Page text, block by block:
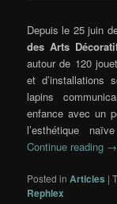
Depuis le 25 juin
des Arts
autour de 120
et d’installations
lapins
enfance avec un
l’esthétique
Continue reading →
Posted in Articles |
Rephlex